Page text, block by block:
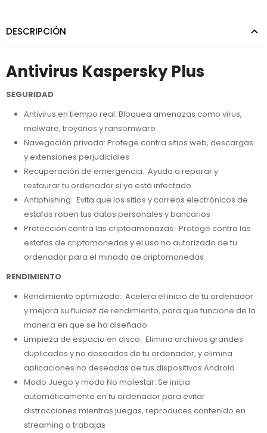
DESCRIPCIÓN
Antivirus Kaspersky Plus
SEGURIDAD
Antivirus en tiempo real: Bloquea amenazas como virus,
malware, troyanos y ransomware
Navegación privada: Protege contra sitios web, descargas
y extensiones perjudiciales
Recuperación de emergencia: Ayuda a reparar y
restaurar tu ordenador si ya está infectado
Antiphishing: Evita que los sitios y correos electrónicos de
estafas roben tus datos personales y bancarios
Protección contra las criptoamenazas: Protege contra las
estafas de criptomonedas y el uso no autorizado de tu
ordenador para el minado de criptomonedas
RENDIMIENTO
Rendimiento optimizado: Acelera el inicio de tu ordenador
y mejora su fluidez de rendimiento, para que funcione de la
manera en que se ha diseñado
Limpieza de espacio en disco: Elimina archivos grandes
duplicados y no deseados de tu ordenador, y elimina
aplicaciones no deseadas de tus dispositivos Android
Modo Juego y modo No molestar: Se inicia
automáticamente en tu ordenador para evitar
distracciones mientras juegas, reproduces contenido en
streaming o trabajas